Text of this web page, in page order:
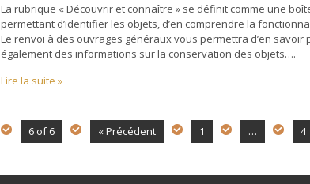
La rubrique « Découvrir et connaître » se définit comme une
permettant d’identifier les objets, d’en comprendre la
Le renvoi à des ouvrages généraux vous permettra d’en
également des informations sur la conservation des objets….
Lire la suite »
6 of 6 « Précédent 1 … 4